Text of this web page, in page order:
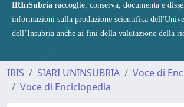
IRInSubria raccoglie, conserva, documenta e
informazioni sulla produzione scientifica
dell’Insubria anche ai fini della valutazione della
IRIS SIARI UNINSUBRIA
Voce di
Voce di Enciclopedia